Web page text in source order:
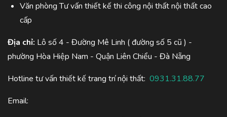
Văn phòng Tư vấn thiết kế thi công nội thất nội thất cao
cấp
Địa chỉ: Lô số 4 - Đường Mê Linh ( đường số 5 cũ ) -
phường Hòa Hiệp Nam - Quận Liên Chiểu - Đà Nẵng
Hotline tư vấn thiết kế trang trí nội thất: 0931.31.88.77
Email: